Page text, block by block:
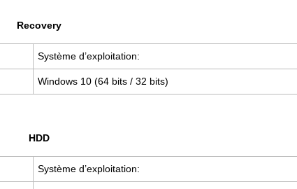
Recovery
Système d’exploitation:
Windows 10 (64 bits / 32 bits)
HDD
Système d’exploitation: